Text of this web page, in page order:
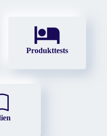
Produkttests